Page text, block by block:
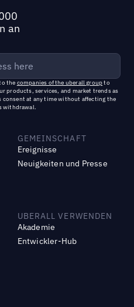
an
the companies of the uberall groupto
products, services, and market trends as
consent at any time without affecting the
withdrawal.
GEMEINSCHAFT
Ereignisse
Neuigkeiten und Presse
UBERALL VERWENDEN
Akademie
Entwickler-Hub